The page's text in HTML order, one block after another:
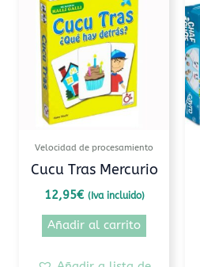
Velocidad de procesamiento
Cucu Tras Mercurio
12,95€ (Iva incluido)
Añadir al carrito